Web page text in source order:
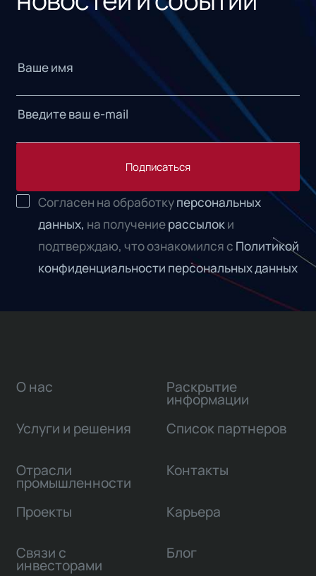
Подписаться
Согласен на обработкуперсональных
данных, на получениерассылоки
подтверждаю, что ознакомился с Политикой
конфиденциальности персональных данных
О нас
Услуги и решения
Отрасли
промышленности
Проекты
Связи с
инвесторами
Раскрытие
информации
Список партнеров
Контакты
Карьера
Блог